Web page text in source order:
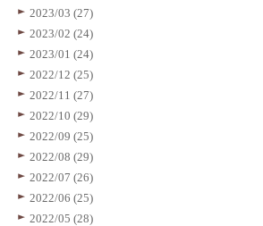
2023/03 (27)
2023/02 (24)
2023/01 (24)
2022/12 (25)
2022/11 (27)
2022/10 (29)
2022/09 (25)
2022/08 (29)
2022/07 (26)
2022/06 (25)
2022/05 (28)